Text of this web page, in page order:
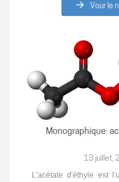
Vour le
Monographique:
13 juillet,
L'acétate d'éthyle est